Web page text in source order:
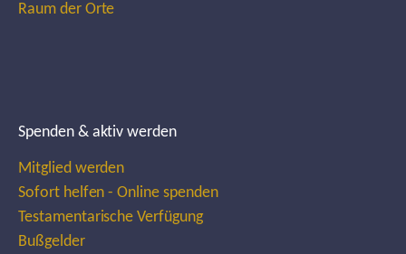
Raum der Orte
Spenden & aktiv werden
Mitglied werden
Sofort helfen - Online spenden
Testamentarische Verfügung
Bußgelder